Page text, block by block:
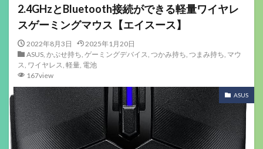
2.4GHzとBluetooth接続ができる軽量ワイヤレ
スゲーミングマウス【エイスース】
2022年8月3日
2025年1月20日
ASUS, かぶせ持ち, ゲーミングデバイス, つかみ持ち, つまみ持ち, マウ
ス, ワイヤレス, 軽量, 電池
167view
ASUS